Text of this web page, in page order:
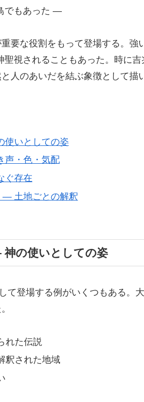
でもあった ―
要な役割をもって登場する。強
聖視されることもあった。時に
のあいだを結ぶ象徴として描
いとしての姿
声・色・気配
ぐ存在
土地ごとの解釈
の使いとしての姿
て登場する例がいくつもある。
れた伝説
釈された地域